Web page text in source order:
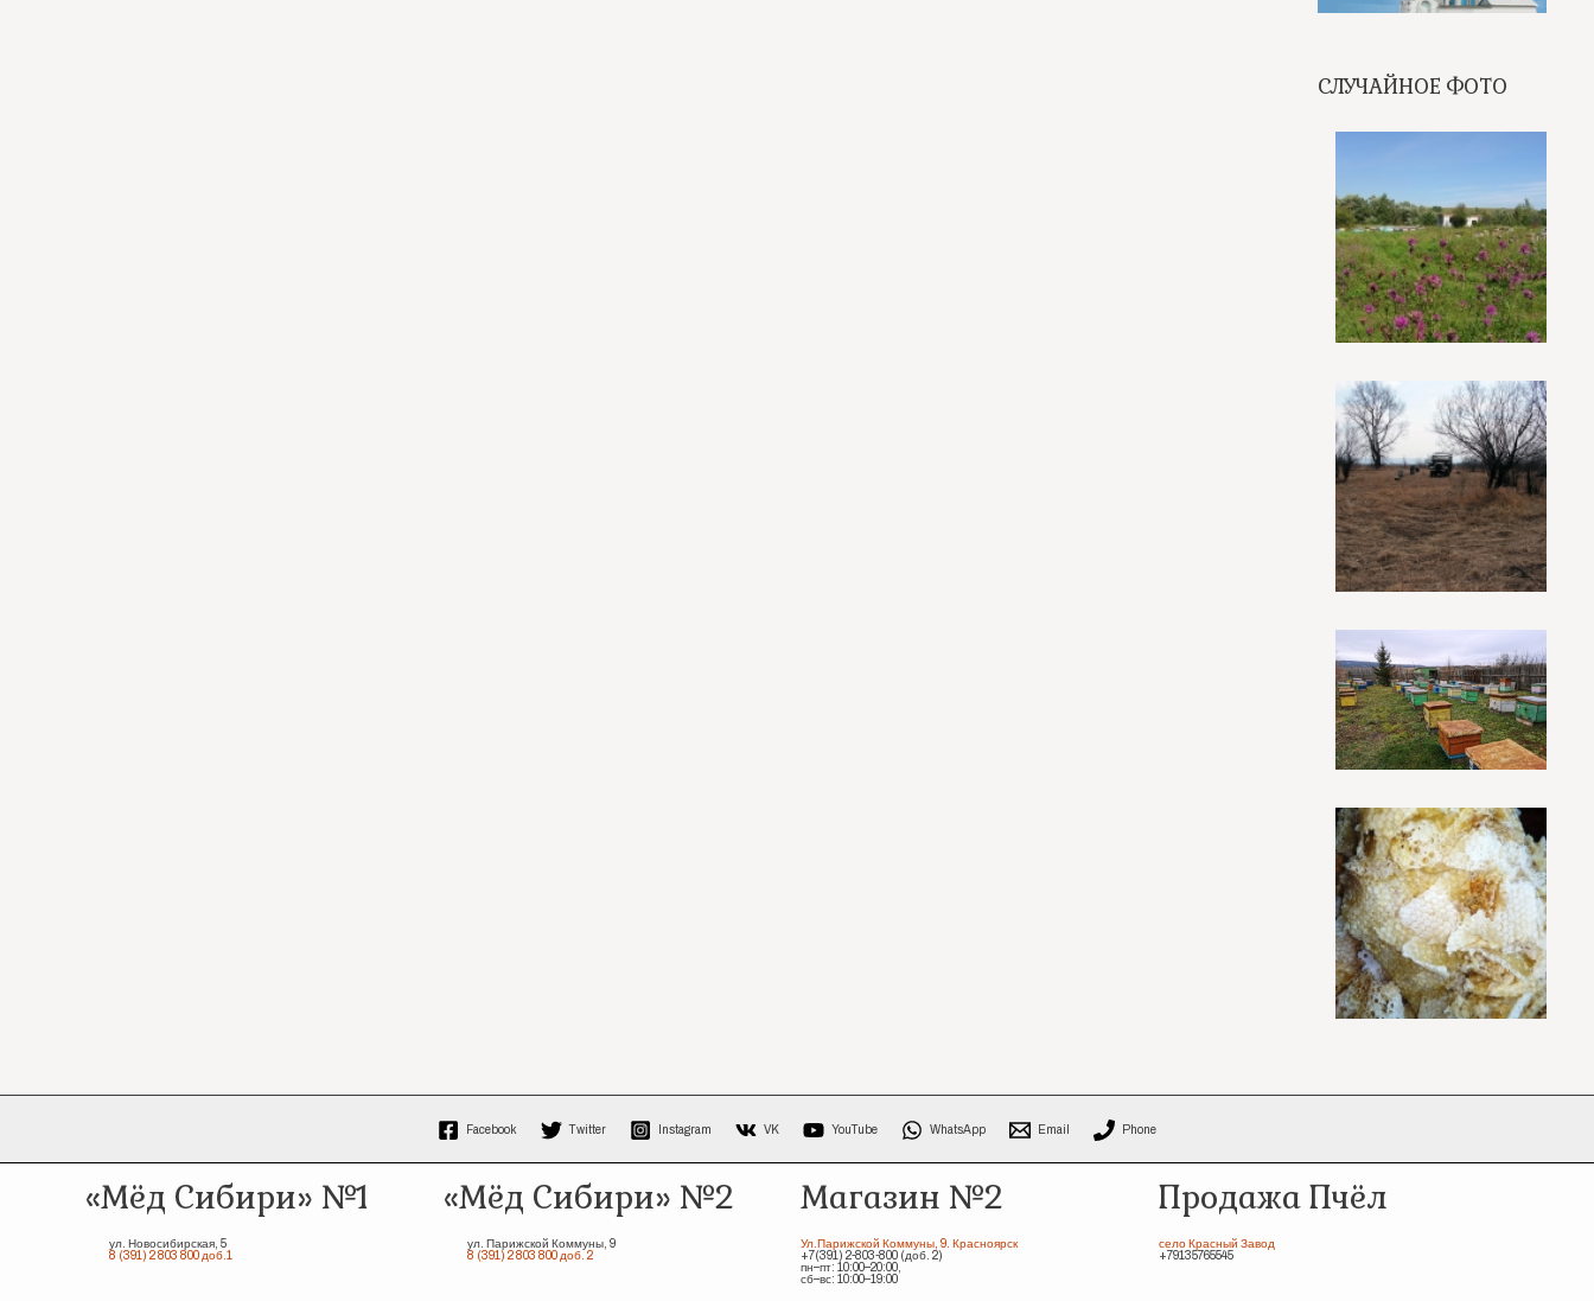
СЛУЧАЙНОЕ ФОТО
Facebook Twitter Instagram VK YouTube WhatsApp Email Phone
«Мёд Сибири» №1
ул. Новосибирская, 5
8 (391) 2 803 800 доб.1
«Мёд Сибири» №2
ул. Парижской Коммуны, 9
8 (391) 2 803 800 доб. 2
Магазин №2
Ул.Парижской Коммуны, 9. Красноярск
+7(391) 2-803-800 (доб. 2)
пн–пт: 10:00–20:00,
сб–вс: 10:00–19:00
Продажа Пчёл
село Красный Завод
+79135765545